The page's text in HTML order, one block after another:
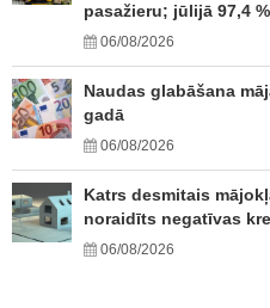
pasažieru; jūlijā 97,4
06/08/2026
Naudas glabāšana
gadā
06/08/2026
Katrs desmitais
noraidīts negatīvas
06/08/2026